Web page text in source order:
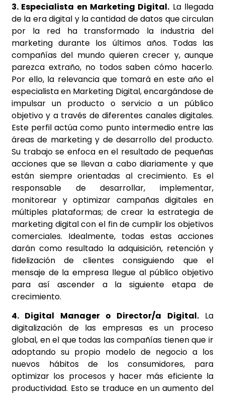
3. Especialista en Marketing Digital. La llegada
de la era digital y la cantidad de datos que circulan
por la red ha transformado la industria del
marketing durante los últimos años. Todas las
compañías del mundo quieren crecer y, aunque
parezca extraño, no todos saben cómo hacerlo.
Por ello, la relevancia que tomará en este año el
especialista en Marketing Digital, encargándose de
impulsar un producto o servicio a un público
objetivo y a través de diferentes canales digitales.
Este perfil actúa como punto intermedio entre las
áreas de marketing y de desarrollo del producto.
Su trabajo se enfoca en el resultado de pequeñas
acciones que se llevan a cabo diariamente y que
están siempre orientadas al crecimiento. Es el
responsable de desarrollar, implementar,
monitorear y optimizar campañas digitales en
múltiples plataformas; de crear la estrategia de
marketing digital con el fin de cumplir los objetivos
comerciales. Idealmente, todas estas acciones
darán como resultado la adquisición, retención y
fidelización de clientes consiguiendo que el
mensaje de la empresa llegue al público objetivo
para así ascender a la siguiente etapa de
crecimiento.
4. Digital Manager o Director/a Digital.La
digitalización de las empresas es un proceso
global, en el que todas las compañías tienen que ir
adoptando su propio modelo de negocio a los
nuevos hábitos de los consumidores, para
optimizar los procesos y hacer más eficiente la
productividad. Esto se traduce en un aumento del